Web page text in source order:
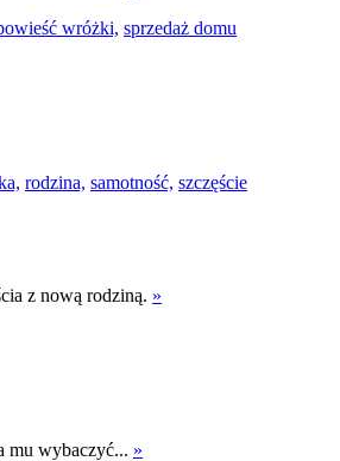
wróżki, sprzedaż domu
rodzina, samotność, szczęście
z nową rodziną. »
mu wybaczyć... »